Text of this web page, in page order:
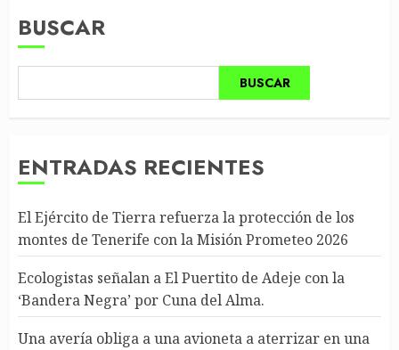
BUSCAR
BUSCAR
ENTRADAS RECIENTES
El Ejército de Tierra refuerza la protección de los
montes de Tenerife con la Misión Prometeo 2026
Ecologistas señalan a El Puertito de Adeje con la
‘Bandera Negra’ por Cuna del Alma.
Una avería obliga a una avioneta a aterrizar en una